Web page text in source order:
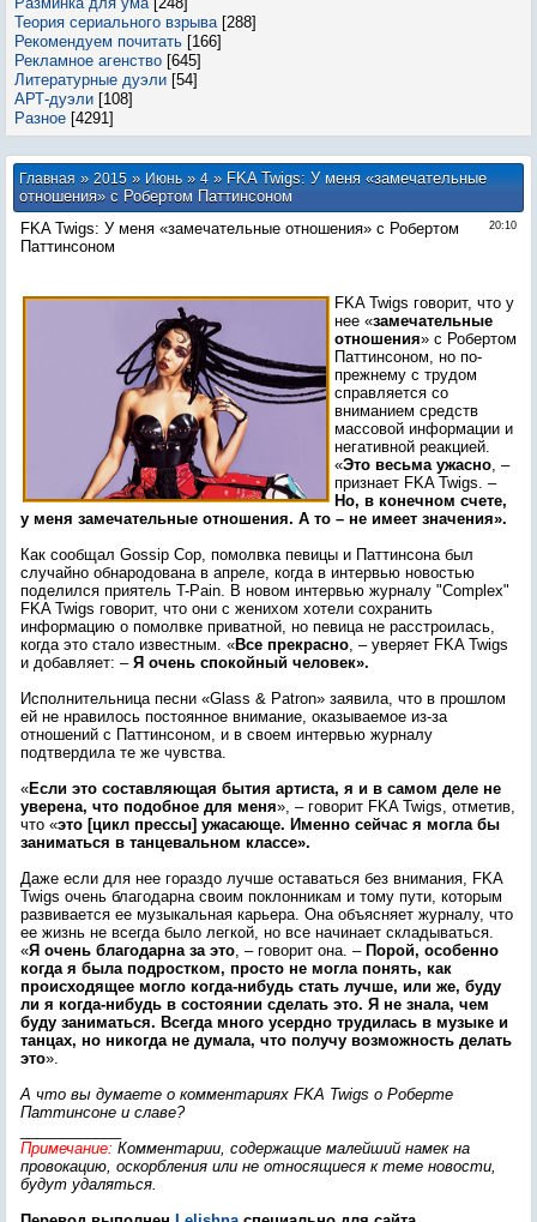
Теория сериального взрыва [288]
Рекомендуем почитать [166]
Рекламное агенство [645]
Литературные дуэли [54]
АРТ-дуэли [108]
Разное [4291]
Главная»2015 » Июнь » 4» FKA Twigs: У меня «замечательные
отношения» с Робертом Паттинсоном
20:10
FKA Twigs: У меня «замечательные отношения» с Робертом
Паттинсоном
FKA Twigs говорит, что у
нее «замечательные
отношения» с Робертом
Паттинсоном, но по-
прежнему с трудом
справляется со
вниманием средств
массовой информации и
негативной реакцией.
«Это весьма ужасно, –
признает FKA Twigs. –
Но, в конечном счете,
у меня замечательные отношения. А то – не имеет значения».
Как сообщал Gossip Cop, помолвка певицы и Паттинсона был
случайно обнародована в апреле, когда в интервью новостью
поделился приятель T-Pain. В новом интервью журналу "Complex"
FKA Twigs говорит, что они с женихом хотели сохранить
информацию о помолвке приватной, но певица не расстроилась,
когда это стало известным. «Все прекрасно, – уверяет FKA Twigs
и добавляет: – Я очень спокойный человек».
Исполнительница песни «Glass & Patron» заявила, что в прошлом
ей не нравилось постоянное внимание, оказываемое из-за
отношений с Паттинсоном, и в своем интервью журналу
подтвердила те же чувства.
«Если это составляющая бытия артиста, я и в самом деле не
уверена, что подобное для меня», – говорит FKA Twigs, отметив,
что «это [цикл прессы] ужасающе. Именно сейчас я могла бы
заниматься в танцевальном классе».
Даже если для нее гораздо лучше оставаться без внимания, FKA
Twigs очень благодарна своим поклонникам и тому пути, которым
развивается ее музыкальная карьера. Она объясняет журналу, что
ее жизнь не всегда было легкой, но все начинает складываться.
«Я очень благодарна за это, – говорит она. – Порой, особенно
когда я была подростком, просто не могла понять, как
происходящее могло когда-нибудь стать лучше, или же, буду
ли я когда-нибудь в состоянии сделать это. Я не знала, чем
буду заниматься. Всегда много усердно трудилась в музыке и
танцах, но никогда не думала, что получу возможность делать
это».
А что вы думаете о комментариях FKA Twigs о Роберте
Паттинсоне и славе?
Примечание: Комментарии, содержащие малейший намек на
провокацию, оскорбления или не относящиеся к теме новости,
будут удаляться.